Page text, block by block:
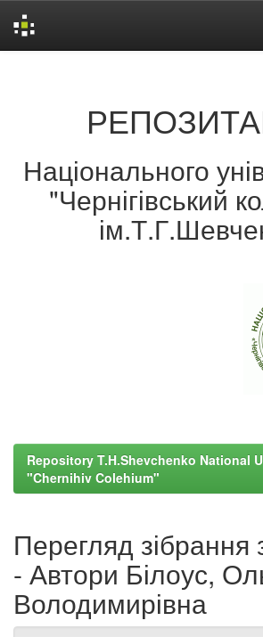
Національного
"Чернігівський
Repository T.H.Shevchenko National
"Chernihiv Colehium"
Перегляд зібрання
- Автори Білоус,
Володимирівна